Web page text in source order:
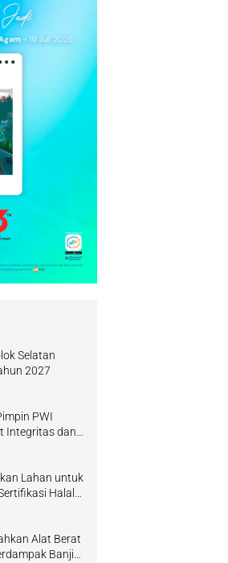
Selatan
2027
PWI
Integritas dan
Lahan untuk
Halal
Alat Berat
Banjir